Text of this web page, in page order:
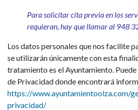
Para solicitar cita previa en los
requieran, hay que llamar al 948
Los datos personales que nos facilite
se utilizarán únicamente con esta
tratamiento es el Ayuntamiento.
de Privacidad donde encontrará
https://www.ayuntamientoolza.com/
privacidad/